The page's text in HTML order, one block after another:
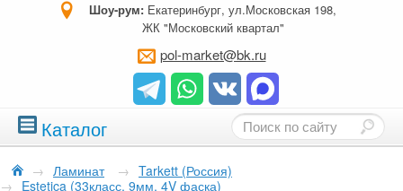
Шоу-рум: Екатеринбург, ул.Московская 198,
ЖК "Московский квартал"
pol-market@bk.ru
Каталог
→ Ламинат → Tarkett (Россия)
→ Estetica (33класс, 9мм, 4V фаска)